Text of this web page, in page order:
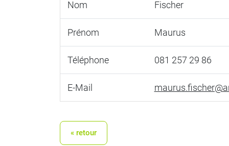
Nom Fischer
Prénom Maurus
Téléphone 081 257 29 86
E-Mail
« retour